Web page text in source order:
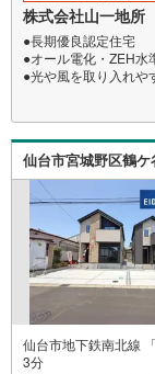
株式会社山一地
●長期優良認定住宅
●オール電化・ZEH水
●光や風を取り入れや
●住宅性能評価取得物
【ご成約特典】
対象物件をご契約の
『選べる家電』いず
※詳細はお気軽にお問
【購入のご相談】
仙台市宮城野区鶴ケ
仙台市地下鉄南北線
3分